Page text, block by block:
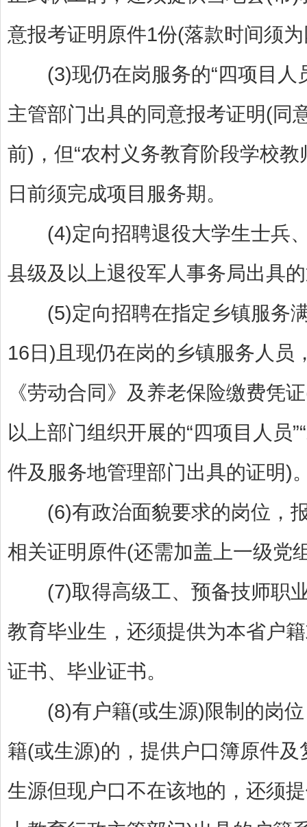
意报考证明原件1份(落款时间须
(3)现仍在岗服务的“四项目人
主管部门出具的同意报考证明(同
前)，但“农村义务教育阶段学校
日前须完成项目服务期。
(4)定向招聘退役大学生士兵、
县级及以上退役军人事务局出具
(5)定向招聘在指定乡镇服务满
16日)且现仍在岗的乡镇服务人员
《劳动合同》及养老保险缴费凭
以上部门组织开展的“四项目人员
件及服务地管理部门出具的证明)
(6)有政治面貌要求的岗位，报
相关证明原件(还需加盖上一级党
(7)取得高级工、预备技师职业
教育毕业生，还须提供为本省户
证书、毕业证书。
(8)有户籍(或生源)限制的岗位
籍(或生源)的，提供户口簿原件
生源但现户口不在该地的，还须